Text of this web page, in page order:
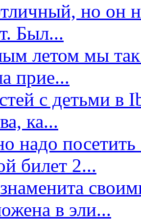
но он
Был...
летом мы так
прие...
с детьми в
ка...
надо посетить
билет 2...
в эли...